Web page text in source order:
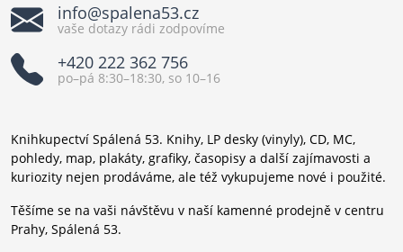
info@spalena53.cz
vaše dotazy rádi zodpovíme
+420 222 362 756
po–pá 8:30–18:30, so 10–16
Knihkupectví Spálená 53. Knihy, LP desky (vinyly), CD, MC,
pohledy, map, plakáty, grafiky, časopisy a další zajímavosti a
kuriozity nejen prodáváme, ale též vykupujeme nové i použité.
Těšíme se na vaši návštěvu v naší kamenné prodejně v centru
Prahy, Spálená 53.